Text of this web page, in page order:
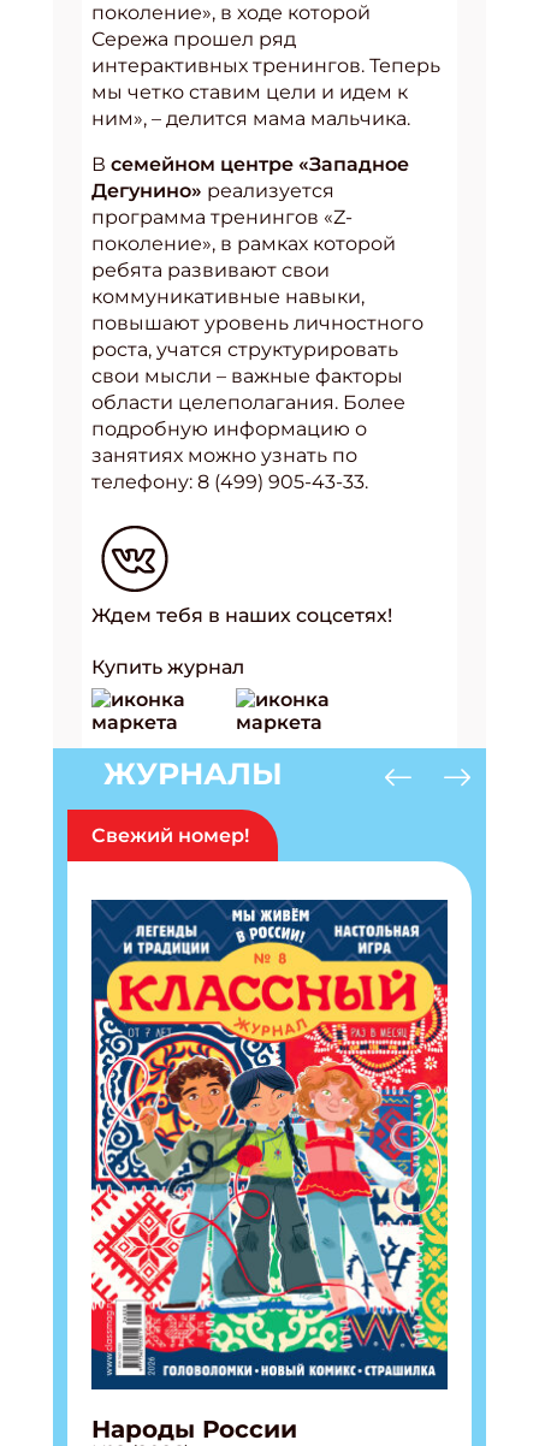
поколение», в ходе которой
Сережа прошел ряд
интерактивных тренингов. Теперь
мы четко ставим цели и идем к
ним», – делится мама мальчика.
В семейном центре «Западное
Дегунино» реализуется
программа тренингов «Z-
поколение», в рамках которой
ребята развивают свои
коммуникативные навыки,
повышают уровень личностного
роста, учатся структурировать
свои мысли – важные факторы
области целеполагания. Более
подробную информацию о
занятиях можно узнать по
телефону: 8 (499) 905-43-33.
Ждем тебя в наших соцсетях!
Купить журнал
ЖУРНАЛЫ
Свежий номер!
Народы России